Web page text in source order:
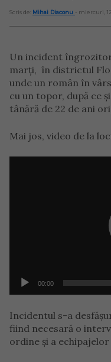
Scris de: Mihai Diaconu - miercuri,
Un incident
marți, în districtul
unde un român în
cu un topor, după ce
tânără de 22 de ani
Mai jos, video de la
00:00
Incidentul s-a
fiind necesară o
ordine și a